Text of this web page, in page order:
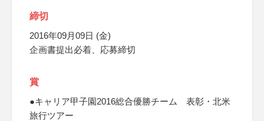
締切
2016年09月09日 (金)
企画書提出必着、応募締切
賞
●キャリア甲子園2016総合優勝チーム 表彰・北米
旅行ツアー